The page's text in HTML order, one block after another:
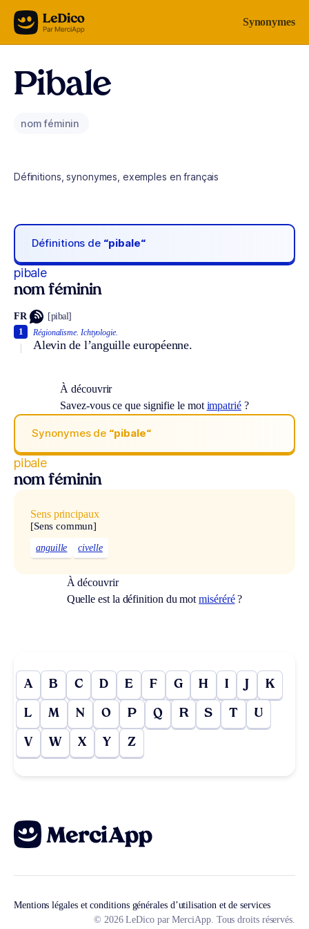
Aller au contenu Synonymes
Pibale
nom féminin
Définitions, synonymes, exemples en français
Définitions de “pibale“
pibale
nom féminin
FR [pibal]
Régionalisme. Ichtyologie.
Alevin de l’anguille européenne.
1
À découvrir
Savez-vous ce que signifie le mot impatrié?
Synonymes de “pibale“
pibale
nom féminin
Sens principaux
[Sens commun]
anguille civelle
À découvrir
Quelle est la définition du motmiséréré?
A B C D E F G H I J K
L M N O P Q R S T U
V W X Y Z
Mentions légales et conditions générales d’utilisation et de services
© 2026 LeDico par MerciApp. Tous droits réservés.